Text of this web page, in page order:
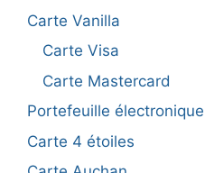
Carte Vanilla
Carte Visa
Carte Mastercard
Portefeuille électronique
Carte 4 étoiles